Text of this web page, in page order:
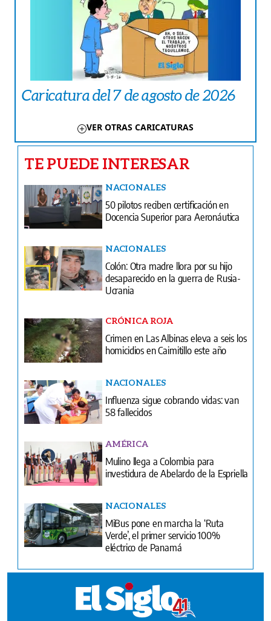
Caricatura del 7 de agosto de 2026
VER OTRAS CARICATURAS
TE PUEDE INTERESAR
NACIONALES
50 pilotos reciben certificación en
Docencia Superior para Aeronáutica
NACIONALES
Colón: Otra madre llora por su hijo
desaparecido en la guerra de Rusia-
Ucrania
CRÓNICA ROJA
Crimen en Las Albinas eleva a seis los
homicidios en Caimitillo este año
NACIONALES
Influenza sigue cobrando vidas: van
58 fallecidos
AMÉRICA
Mulino llega a Colombia para
investidura de Abelardo de la Espriella
NACIONALES
MiBus pone en marcha la ‘Ruta
Verde’, el primer servicio 100%
eléctrico de Panamá